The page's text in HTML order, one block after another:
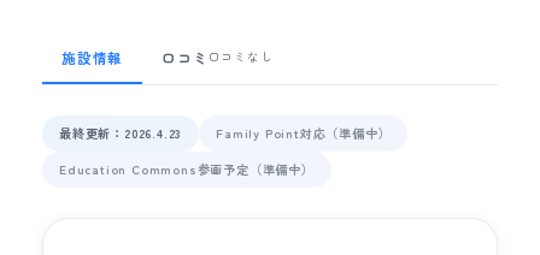
施設情報 口コミ 口コミなし
最終更新：2026.4.23
Family Point対応（準備中）
Education Commons参画予定（準備中）